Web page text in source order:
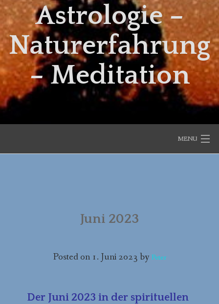
Astrologie –
Naturerfahrung
– Meditation
MENU
DER ASTRO-MONATJuni 2023
Posted on 1. Juni 2023by Peter
Der Juni 2023 in der spirituellen